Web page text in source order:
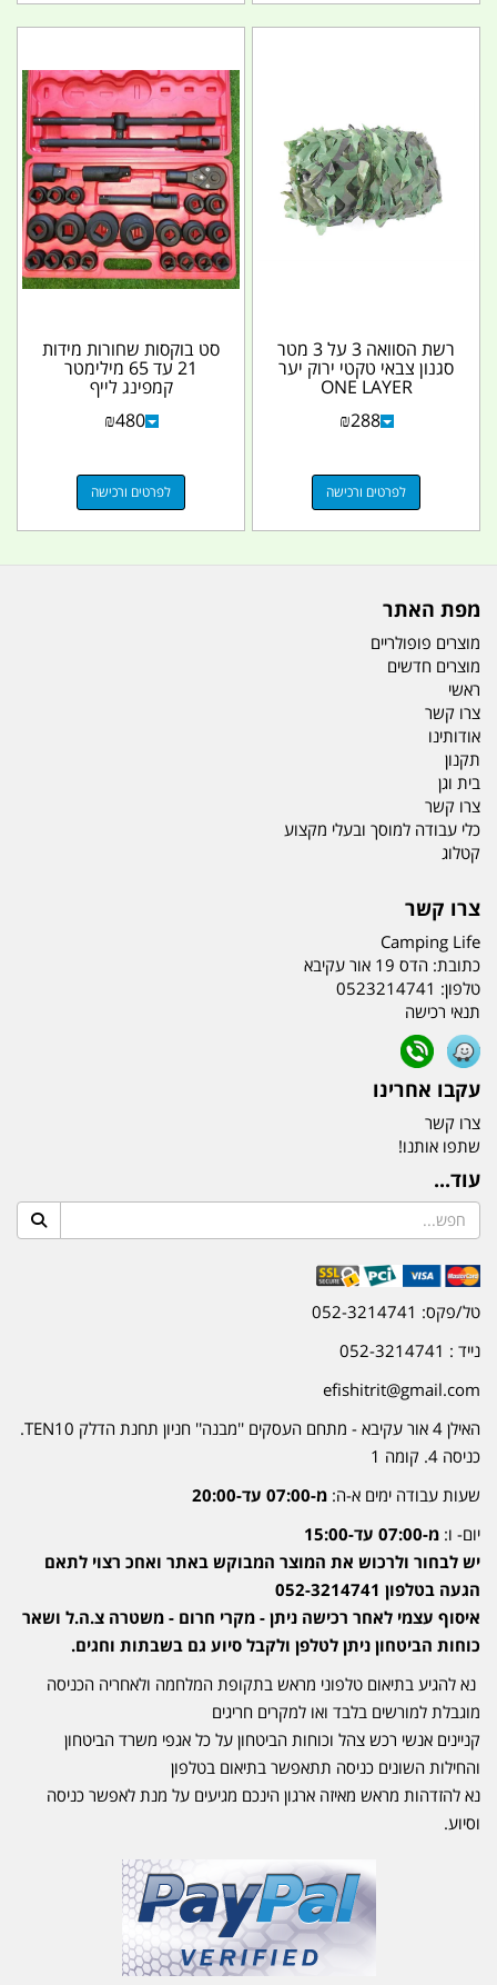
רשת הסוואה 3 על 3 מטר
סגנון צבאי טקטי ירוק יער
ONE LAYER
₪288
לפרטים ורכישה
סט בוקסות שחורות מידות
21 עד 65 מילימטר
קמפינג לייף
₪480
לפרטים ורכישה
מפת האתר
מוצרים פופולריים
מוצרים חדשים
ראשי
צרו קשר
אודותינו
תקנון
בית וגן
צרו קשר
כלי עבודה למוסך ובעלי מקצוע
קטלוג
צרו קשר
Camping Life
כתובת: הדס 19 אור עקיבא
טלפון: 0523214741
תנאי רכישה
עקבו אחרינו
צרו קשר
שתפו אותנו!
עוד...
טל/פקס: 052-3214741
נייד : 052-3214741
efishitrit@gmail.com
האילן 4 אור עקיבא - מתחם העסקים ''מבנה'' חניון תחנת הדלק TEN10.
כניסה 4. קומה 1
שעות עבודה ימים א-ה: מ-07:00 עד-20:00
יום- ו: מ-07:00 עד-15:00
יש לבחור ולרכוש את המוצר המבוקש באתר ואחכ רצוי לתאם
הגעה בטלפון 052-3214741
איסוף עצמי לאחר רכישה ניתן - מקרי חרום - משטרה צ.ה.ל ושאר
כוחות הביטחון ניתן לטלפן ולקבל סיוע גם בשבתות וחגים.
נא להגיע בתיאום טלפוני מראש בתקופת המלחמה ולאחריה הכניסה
מוגבלת למורשים בלבד ואו למקרים חריגים
קניינים אנשי רכש צהל וכוחות הביטחון על כל אגפי משרד הביטחון
והחילות השונים כניסה תתאפשר בתיאום בטלפון
נא להזדהות מראש מאיזה ארגון הינכם מגיעים על מנת לאפשר כניסה
וסיוע.